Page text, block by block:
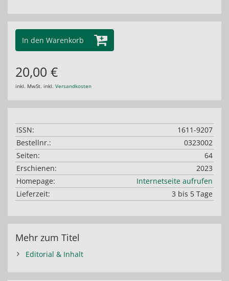
In den Warenkorb
20,00 €
inkl. MwSt. inkl. Versandkosten
ISSN:
1611-9207
Bestellnr.:
0323002
Seiten:
64
Erschienen:
2023
Homepage:
Internetseite aufrufen
Lieferzeit:
3 bis 5 Tage
Mehr zum Titel
Editorial & Inhalt